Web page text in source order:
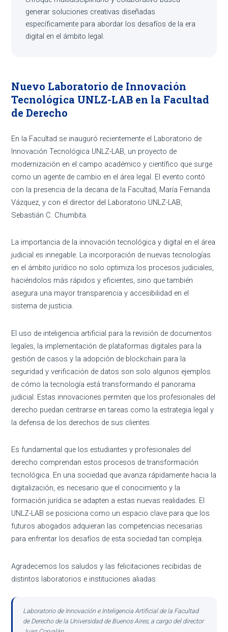
generar soluciones creativas diseñadas
específicamente para abordar los desafíos de la era
digital en el ámbito legal.
Nuevo Laboratorio de Innovación
Tecnológica UNLZ-LAB en la Facultad
de Derecho
En la Facultad se inauguró recientemente el Laboratorio de
Innovación Tecnológica UNLZ-LAB, un proyecto de
modernización en el campo académico y científico que surge
como un agente de cambio en el área legal. El evento contó
con la presencia de la decana de la Facultad, María Fernanda
Vázquez, y con el director del Laboratorio UNLZ-LAB,
Sebastián C. Chumbita.
La importancia de la innovación tecnológica y digital en el área
judicial es innegable. La incorporación de nuevas tecnologías
en el ámbito jurídico no solo optimiza los procesos judiciales,
haciéndolos más rápidos y eficientes, sino que también
asegura una mayor transparencia y accesibilidad en el
sistema de justicia.
El uso de inteligencia artificial para la revisión de documentos
legales, la implementación de plataformas digitales para la
gestión de casos y la adopción de blockchain para la
seguridad y verificación de datos son solo algunos ejemplos
de cómo la tecnología está transformando el panorama
judicial. Estas innovaciones permiten que los profesionales del
derecho puedan centrarse en tareas como la estrategia legal y
la defensa de los derechos de sus clientes.
Es fundamental que los estudiantes y profesionales del
derecho comprendan estos procesos de transformación
tecnológica. En una sociedad que avanza rápidamente hacia la
digitalización, es necesario que el conocimiento y la
formación jurídica se adapten a estas nuevas realidades. El
UNLZ-LAB se posiciona como un espacio clave para que los
futuros abogados adquieran las competencias necesarias
para enfrentar los desafíos de esta sociedad tan compleja.
Agradecemos los saludos y las felicitaciones recibidas de
distintos laboratorios e instituciones aliadas:
Laboratorio de Innovación e Inteligencia Artificial de la Facultad
de Derecho de la Universidad de Buenos Aires, a cargo del director